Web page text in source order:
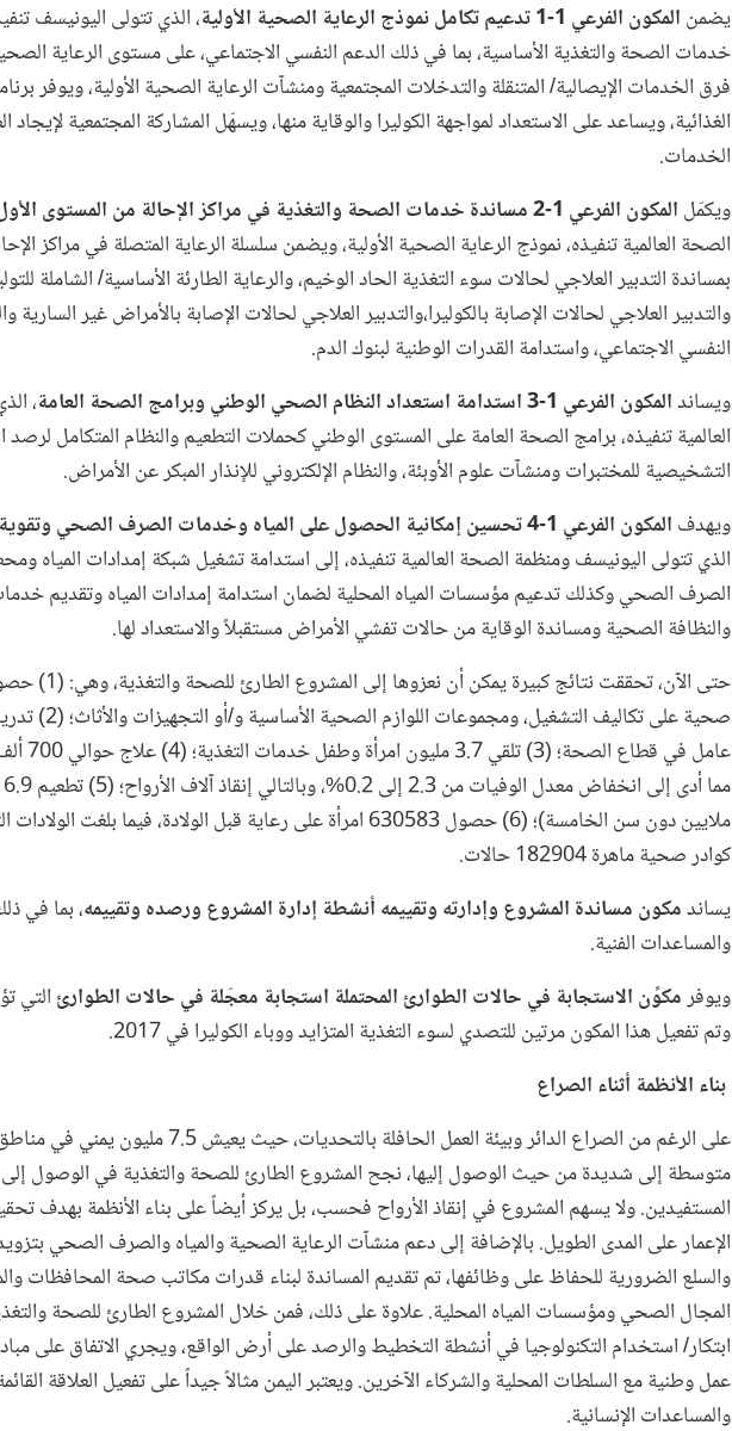
يضمن المكون الفرعي 1-1 تدعيم تكامل نموذج الرعاية الصحية الأولية
، الذي تتولى اليونيسف
خدمات الصحة والتغذية الأساسية، بما في ذلك الدعم النفسي الاجتماعي، على مستوى الرعاية
فرق الخدمات الإيصالية/ المتنقلة والتدخلات المجتمعية ومنشآت الرعاية الصحية الأولية، ويوفر
الغذائية، ويساعد على الاستعداد لمواجهة الكوليرا والوقاية منها، ويسهّل المشاركة المجتمعية
الخدمات.
ويكمّل المكون الفرعي 1-2 مساندة خدمات الصحة والتغذية في مراكز الإحالة من المستوى الأول
الصحة العالمية تنفيذه، نموذج الرعاية الصحية الأولية، ويضمن سلسلة الرعاية المتصلة في مراكز
بمساندة التدبير العلاجي لحالات سوء التغذية الحاد الوخيم، والرعاية الطارئة الأساسية/ الشاملة
والتدبير العلاجي لحالات الإصابة بالكوليرا،والتدبير العلاجي لحالات الإصابة بالأمراض غير السارية
النفسي الاجتماعي، واستدامة القدرات الوطنية لبنوك الدم.
ويساندالمكون الفرعي 1-3 استدامة استعداد النظام الصحي الوطني وبرامج الصحة العامة
،
العالمية تنفيذه، برامج الصحة العامة على المستوى الوطني كحملات التطعيم والنظام المتكامل لرصد
التشخيصية للمختبرات ومنشآت علوم الأوبئة، والنظام الإلكتروني للإنذار المبكر عن الأمراض.
ويهدف المكون الفرعي 1-4 تحسين إمكانية الحصول على المياه وخدمات الصرف الصحي وتقوية الأنظمة المحلية
الذي تتولى اليونيسف ومنظمة الصحة العالمية تنفيذه، إلى استدامة تشغيل شبكة إمدادات المياه
الصرف الصحي وكذلك تدعيم مؤسسات المياه المحلية لضمان استدامة إمدادات المياه وتقديم
والنظافة الصحية ومساندة الوقاية من حالات تفشي الأمراض مستقبلاً والاستعداد لها.
عامل في
ملايين دون سن الخامسة)؛ (6) حصول 630583 امرأة على رعاية قبل الولادة،
كوادر صحية ماهرة 182904 حالات.
يساندمكون مساندة المشروع وإدارته وتقييمه أنشطة إدارة المشروع ورصده وتقييمه، بما في
والمساعدات الفنية.
ويوفرمكوِّن الاستجابة في حالات الطوارئ المحتملة استجابة معجّلة في حالات الطوارئالتي
وتم تفعيل هذا المكون مرتين للتصدي لسوء التغذية المتزايد ووباء الكوليرا في 2017.
بناء الأنظمة أثناء الصراع
على الرغم من الصراع الدائر وبيئة العمل الحافلة
متوسطة إلى شديدة من حيث الوصول إليها، نجح المشروع الطارئ للصحة والتغذية في الوصول إلى
المستفيدين. ولا يسهم المشروع في إنقاذ الأرواح فحسب، بل يركز أيضاً على بناء الأنظمة بهدف
الإعمار على المدى الطويل. بالإضافة إلى دعم منشآت الرعاية الصحية والمياه والصرف الصحي
والسلع الضرورية للحفاظ على وظائفها، تم تقديم المساندة لبناء قدرات مكاتب صحة المحافظات
المجال الصحي ومؤسسات المياه المحلية. علاوة على ذلك، فمن خلال المشروع الطارئ للصحة
ابتكار/ استخدام التكنولوجيا في أنشطة التخطيط والرصد على أرض الواقع، ويجري الاتفاق على
عمل وطنية مع السلطات المحلية والشركاء الآخرين. ويعتبر اليمن مثالاً جيداً على تفعيل العلاقة
والمساعدات الإنسانية.